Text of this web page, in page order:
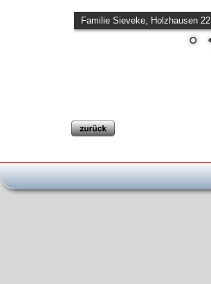
Familie Sieveke, Holzhausen 22